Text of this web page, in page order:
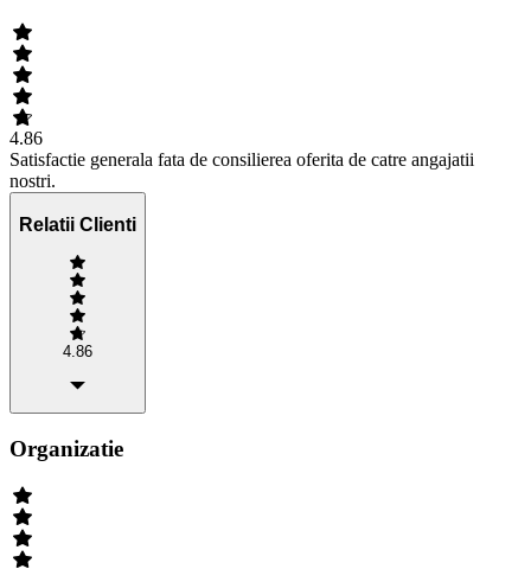
4.86
Satisfactie generala fata de consilierea oferita de catre angajatii
nostri.
Relatii Clienti
4.86
Organizatie